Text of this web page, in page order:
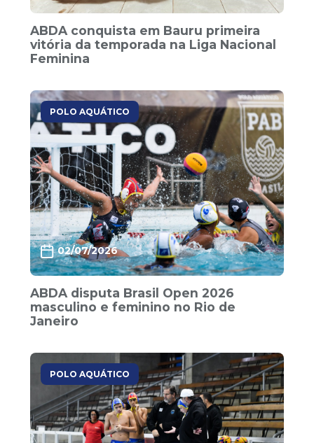
ABDA conquista em Bauru primeira
vitória da temporada na Liga Nacional
Feminina
POLO AQUÁTICO
02/07/2026
ABDA disputa Brasil Open 2026
masculino e feminino no Rio de
Janeiro
POLO AQUÁTICO